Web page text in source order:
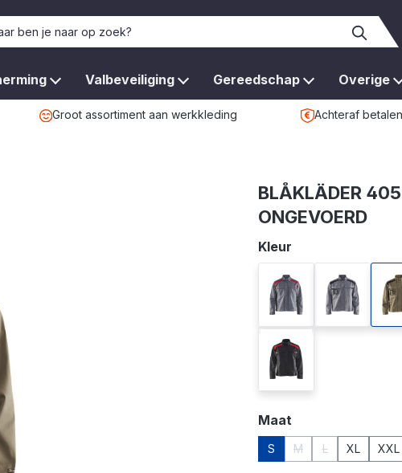
Valbeveiliging Gereedschap Overige
Groot assortiment aan werkkleding Achteraf betalen
BLÅKLÄDER
ONGEVOERD
Selecteer
Kleur
grijs/rood grijs/zwart
zwart/rood
Selecteer
Maat
S M L XL XXL